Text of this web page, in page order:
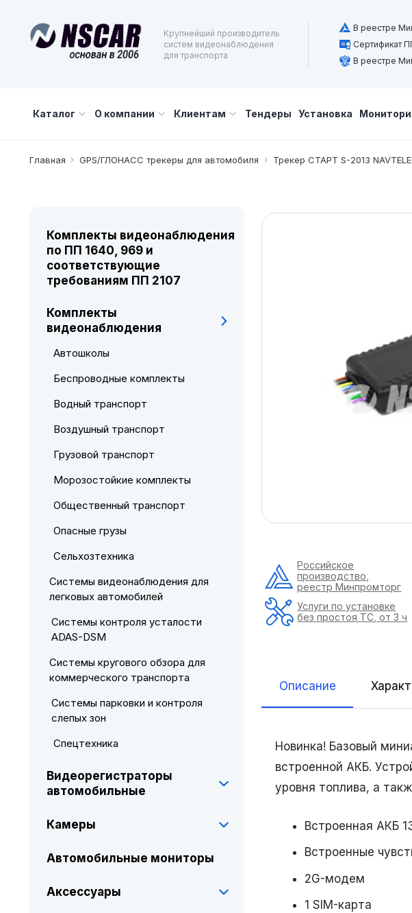
Крупнейший производитель
систем видеонаблюдения
для транспорта
В реестре
Сертификат
В реестре
Каталог О компании Клиентам Тендеры Установка
Главная GPS/ГЛОНАСС трекеры для автомобиля Трекер СТАРТ S-2013
Описание
Новинка! Базовый
встроенной АКБ.
уровня топлива, а
Встроенная АКБ
Встроенные
2G-модем
1 SIM-карта
Российское
производство,
реестр Минпромторг
Услуги по установке
без простоя ТС, от 3 ч
Комплекты видеонаблюдения
по ПП 1640, 969 и
соответствующие
требованиям ПП 2107
Комплекты
видеонаблюдения
Автошколы
Беспроводные комплекты
Водный транспорт
Воздушный транспорт
Грузовой транспорт
Морозостойкие комплекты
Общественный транспорт
Опасные грузы
Сельхозтехника
Системы видеонаблюдения для
легковых автомобилей
Системы контроля усталости
ADAS-DSM
Системы кругового обзора для
коммерческого транспорта
Системы парковки и контроля
слепых зон
Спецтехника
Видеорегистраторы
автомобильные
Камеры
Автомобильные мониторы
Аксессуары